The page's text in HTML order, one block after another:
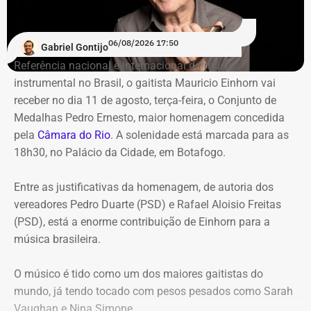
julho de 2024 representavam mais de 20% de toda a
carteira de investimentos do Itaprevi. A equipe técnica do
Tribunal classificou o processo decisório como
“negligente e temerário”.
Entre os principais pontos apontados pela auditoria
estão:
Mudança brusca na estratégia de investimento: a
20% logo na primeira reunião da nova gestão,
desrespeitando os estudos técnicos e pareceres da
consultoria financeira contratada, que desaconselhavam
o investimento de longo prazo.
previdenciários por 10 anos em uma instituição que
possuía rating B+ (grau especulativo com alto risco de
Gabriel Gontijo06/08/2026 17:50
Referência nacional e internacional da música
instrumental no Brasil, o gaitista Mauricio Einhorn vai
receber no dia 11 de agosto, terça-feira, o Conjunto de
Medalhas Pedro Ernesto, maior homenagem concedida
pela Câmara do Rio. A solenidade está marcada para as
18h30, no Palácio da Cidade, em Botafogo.
Entre as justificativas da homenagem, de autoria dos
vereadores Pedro Duarte (PSD) e Rafael Aloisio Freitas
(PSD), está a enorme contribuição de Einhorn para a
música brasileira.
O músico é tido como um dos maiores gaitistas do
mundo, já tendo tocado com pesos pesados como Sarah